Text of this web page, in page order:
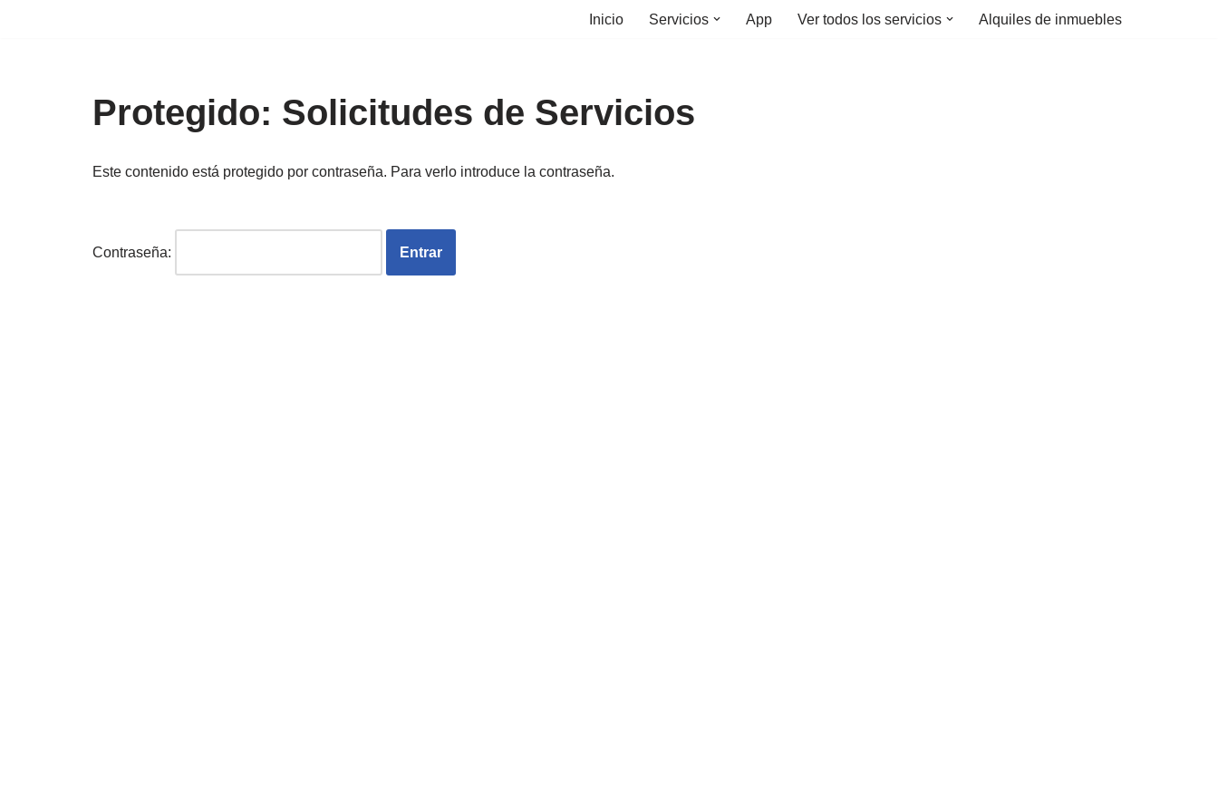
Inicio Servicios App Ver todos los servicios Alquiles de inmuebles
Protegido: Solicitudes de Servicios
Este contenido está protegido por contraseña. Para verlo introduce la contraseña.
Contraseña: